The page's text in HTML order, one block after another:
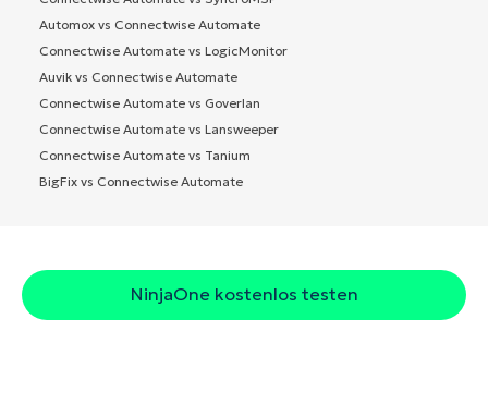
Automox vs Connectwise Automate
Connectwise Automate vs LogicMonitor
Auvik vs Connectwise Automate
Connectwise Automate vs Goverlan
Connectwise Automate vs Lansweeper
Connectwise Automate vs Tanium
BigFix vs Connectwise Automate
NinjaOne kostenlos testen